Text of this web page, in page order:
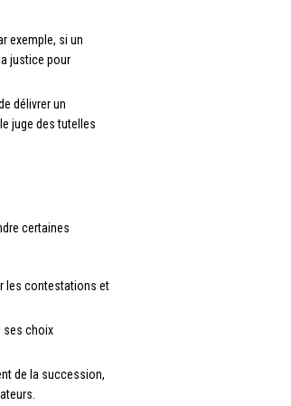
exemple, si un
justice pour
délivrer un
juge des tutelles
certaines
les contestations et
ses choix
de la succession,